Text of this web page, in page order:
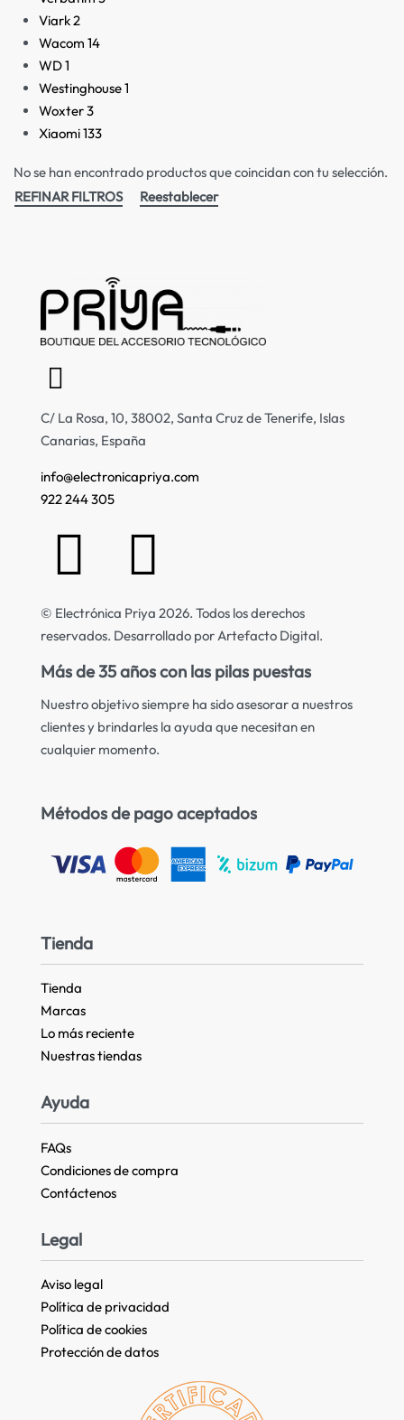
Viark2
Wacom 14
WD1
Westinghouse1
Woxter3
Xiaomi133
No se han encontrado productos que coincidan con tu selección.
REFINAR FILTROS
Reestablecer
C/ La Rosa, 10, 38002, Santa Cruz de Tenerife, Islas
Canarias, España
info@electronicapriya.com
922 244 305
© Electrónica Priya 2026. Todos los derechos
reservados. Desarrollado por Artefacto Digital.
Más de 35 años con las pilas puestas
Nuestro objetivo siempre ha sido asesorar a nuestros
clientes y brindarles la ayuda que necesitan en
cualquier momento.
Métodos de pago aceptados
Tienda
Tienda
Marcas
Lo más reciente​
Nuestras tiendas​
Ayuda
FAQs
Condiciones de compra
Contáctenos
Legal
Aviso legal
Política de privacidad
Política de cookies
Protección de datos